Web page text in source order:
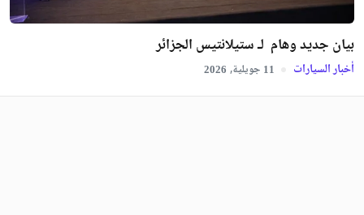
بيان جديد وهام لـ ستيلانتيس الجزائر
أخبار السيارات 11 جويلية, 2026